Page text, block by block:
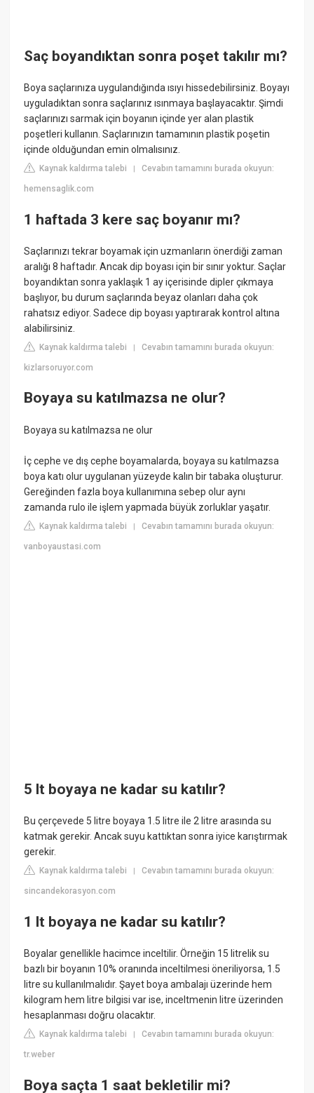
Saç boyandıktan sonra poşet takılır mı?
Boya saçlarınıza uygulandığında ısıyı hissedebilirsiniz. Boyayı
uyguladıktan sonra saçlarınız ısınmaya başlayacaktır. Şimdi
saçlarınızı sarmak için boyanın içinde yer alan plastik
poşetleri kullanın. Saçlarınızın tamamının plastik poşetin
içinde olduğundan emin olmalısınız.
Kaynak kaldırma talebi |Cevabın tamamını burada okuyun:
hemensaglik.com
1 haftada 3 kere saç boyanır mı?
Saçlarınızı tekrar boyamak için uzmanların önerdiği zaman
aralığı 8 haftadır. Ancak dip boyası için bir sınır yoktur. Saçlar
boyandıktan sonra yaklaşık 1 ay içerisinde dipler çıkmaya
başlıyor, bu durum saçlarında beyaz olanları daha çok
rahatsız ediyor. Sadece dip boyası yaptırarak kontrol altına
alabilirsiniz.
Kaynak kaldırma talebi |Cevabın tamamını burada okuyun:
kizlarsoruyor.com
Boyaya su katılmazsa ne olur?
Boyaya su katılmazsa ne olur
İç cephe ve dış cephe boyamalarda, boyaya su katılmazsa
boya katı olur uygulanan yüzeyde kalın bir tabaka oluşturur.
Gereğinden fazla boya kullanımına sebep olur aynı
zamanda rulo ile işlem yapmada büyük zorluklar yaşatır.
Kaynak kaldırma talebi |Cevabın tamamını burada okuyun:
vanboyaustasi.com
5 lt boyaya ne kadar su katılır?
Bu çerçevede 5 litre boyaya 1.5 litre ile 2 litre arasında su
katmak gerekir. Ancak suyu kattıktan sonra iyice karıştırmak
gerekir.
Kaynak kaldırma talebi |Cevabın tamamını burada okuyun:
sincandekorasyon.com
1 lt boyaya ne kadar su katılır?
Boyalar genellikle hacimce inceltilir. Örneğin 15 litrelik su
bazlı bir boyanın 10% oranında inceltilmesi öneriliyorsa, 1.5
litre su kullanılmalıdır. Şayet boya ambalajı üzerinde hem
kilogram hem litre bilgisi var ise, inceltmenin litre üzerinden
hesaplanması doğru olacaktır.
Kaynak kaldırma talebi |Cevabın tamamını burada okuyun:
tr.weber
Boya saçta 1 saat bekletilir mi?